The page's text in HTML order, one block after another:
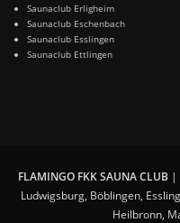
Saunaclub Erligheim
Saunaclub Eschenbach
Saunaclub Esslingen
Saunaclub Ettlingen
FLAMINGO FKK SAUNA CLUB|
Ludwigsburg, Böblingen,
Heilbronn,